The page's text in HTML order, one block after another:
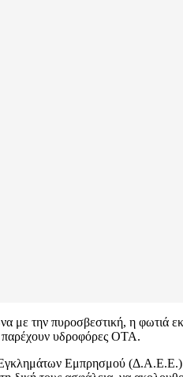
με την πυροσβεστική, η φωτιά
παρέχουν υδροφόρες ΟΤΑ.
Εγκλημάτων Εμπρησμού